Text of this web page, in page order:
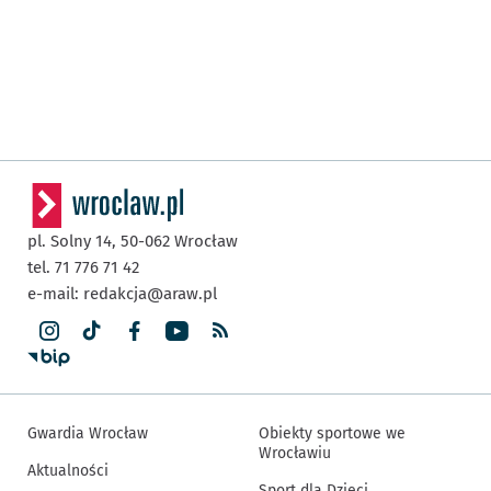
pl. Solny 14, 50-062 Wrocław
tel. 71 776 71 42
e-mail: redakcja@araw.pl
Gwardia Wrocław
Aktualności
Obiekty sportowe we
Wrocławiu